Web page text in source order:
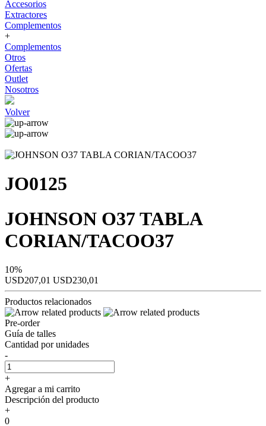
Accesorios
Extractores
Complementos
+
Complementos
Otros
Ofertas
Outlet
Nosotros
Volver
JO0125
JOHNSON O37 TABLA
CORIAN/TACOO37
10%
USD207,01 USD230,01
Productos relacionados
Pre-order
Guía de talles
Cantidad por unidades
-
+
Agregar a mi carrito
Descripción del producto
+
0